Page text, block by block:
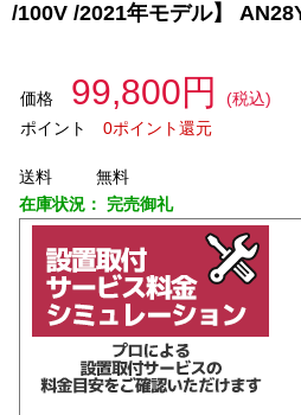
/100V /2021年モデル】
価格 99,800円
(税込)
ポイント
0ポイント還元
送料
無料
在庫状況： 完売御礼